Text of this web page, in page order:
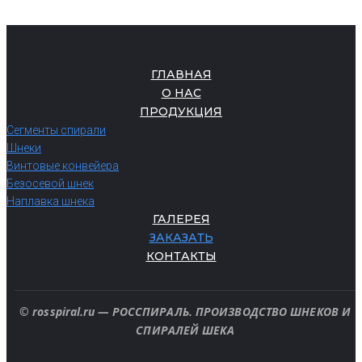
ГЛАВНАЯ
О НАС
ПРОДУКЦИЯ
Сегменты спирали
Шнеки
Винтовые конвейера
Безосевой шнек
Наплавка шнека
ГАЛЕРЕЯ
ЗАКАЗАТЬ
КОНТАКТЫ
© rosspiral.ru — РОССПИРАЛЬ. ПРОИЗВОДСТВО ШНЕКОВ И
СПИРАЛЕЙ ШЕКА